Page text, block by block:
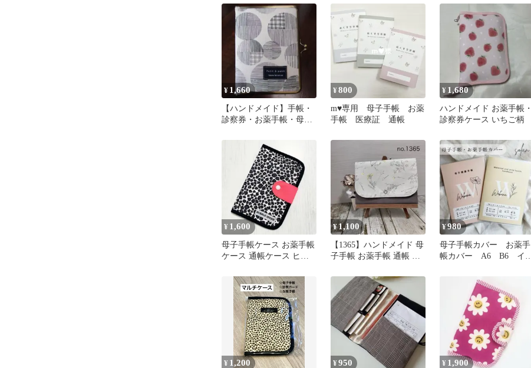
帳ケース
¥ 1,660
【ハンドメイド】手帳・
診察券・お薬手帳・母子
プ サークル柄
¥800
m♥︎︎専用 母子手帳 お薬
手帳 医療証 通帳
¥ 1,680
ハンドメイド お薬手帳・
診察券ケース いちご柄
¥ 1,600
母子手帳ケース お薬手帳
ケース 通帳ケース ヒョ
¥1,100
【1365】ハンドメイド 母
子手帳 お薬手帳 通帳 マ
¥980
母子手帳カバー お薬手
帳カバー A6 B6 イニ
¥ 1,200 ¥950 ¥ 1,900